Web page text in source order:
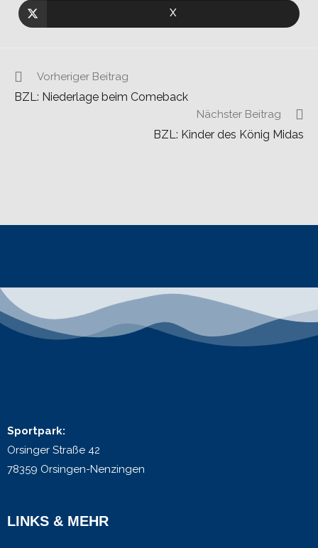
X
Vorheriger Beitrag
BZL: Niederlage beim Comeback
Nächster Beitrag
BZL: Kinder des König Midas
Sportpark:
Orsinger Straße 42
78359 Orsingen-Nenzingen
LINKS & MEHR